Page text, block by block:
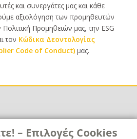
– Επιλογές Cookies
και συνεργάτες μας και κάθε
αξιολόγηση των προμηθευτών
Προμηθειών μας, την ESG
τον Κώδικα Δεοντολογίας
Code of Conduct) μας.